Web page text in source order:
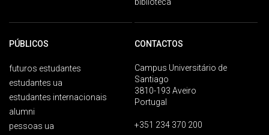
PÚBLICOS
futuros estudantes
estudantes ua
estudantes internacionais
alumni
pessoas ua
CONTACTOS
Campus Universitário de
Santiago
3810-193 Aveiro
Portugal
+351 234 370 200